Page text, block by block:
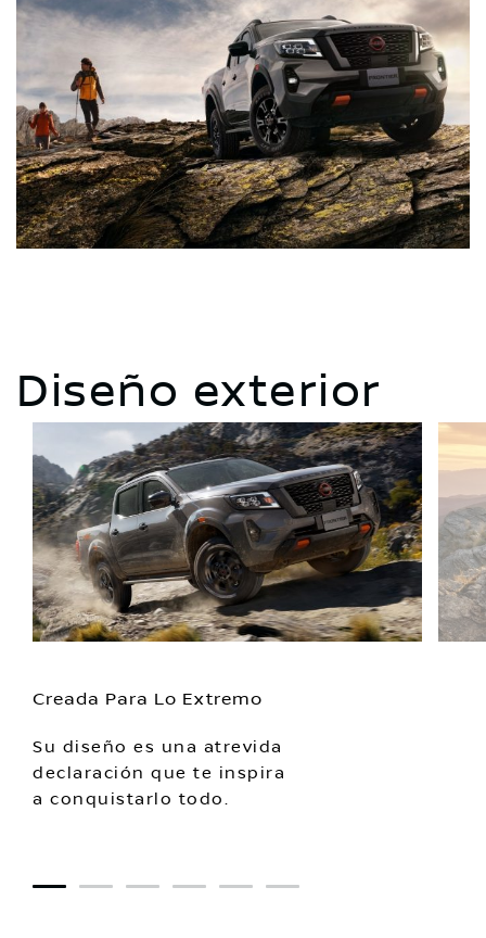
Diseño exterior
Creada Para Lo Extremo
Su diseño es una atrevida
declaración que te inspira
a conquistarlo todo.
1 2 3 4 5 6